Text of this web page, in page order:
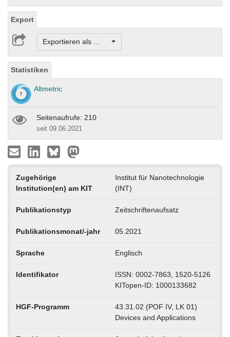
Export
Exportieren als ...
Statistiken
Altmetric
Seitenaufrufe: 210
seit 09.06.2021
Zugehörige
Institution(en) am KIT
Institut für Nanotechnologie
(INT)
Publikationstyp Zeitschriftenaufsatz
Publikationsmonat/-jahr 05.2021
Sprache Englisch
Identifikator
ISSN: 0002-7863, 1520-5126
KITopen-ID: 1000133682
HGF-Programm
43.31.02 (POF IV, LK 01)
Devices and Applications